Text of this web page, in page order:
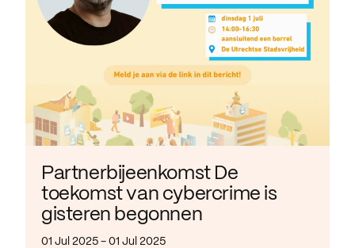
Partnerbijeenkomst De
toekomst van cybercrime is
gisteren begonnen
01 Jul 2025 - 01 Jul 2025